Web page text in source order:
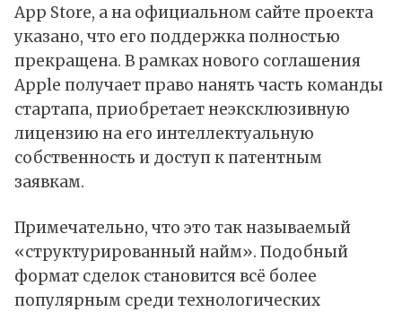
App Store, а на официальном сайте проекта
указано, что его поддержка полностью
прекращена. В рамках нового соглашения
Apple получает право нанять часть команды
стартапа, приобретает неэксклюзивную
лицензию на его интеллектуальную
собственность и доступ к патентным
заявкам.
Примечательно, что это так называемый
«структурированный найм». Подобный
формат сделок становится всё более
популярным среди технологических